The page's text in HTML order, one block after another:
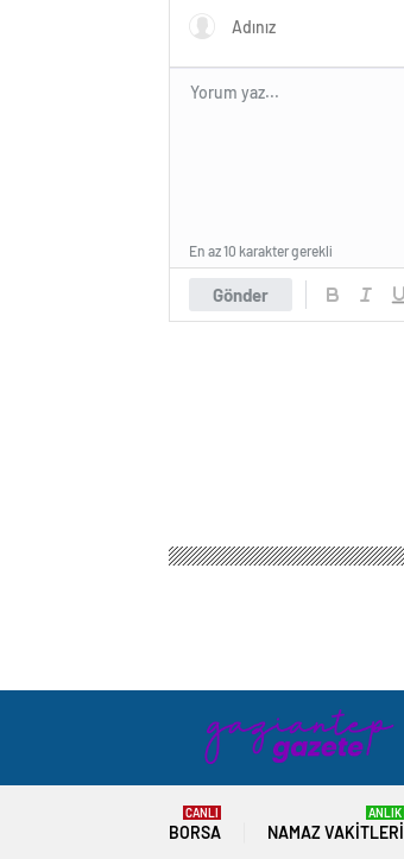
Gönder
En az 10 karakter gerekli
BORSA
CANLI
NAMAZ VAKITLERI
ANLIK